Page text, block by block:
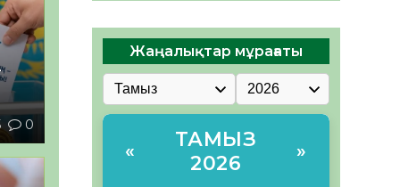
0
Жаңалықтар мұрағаты
«
ТАМЫЗ
2026
»